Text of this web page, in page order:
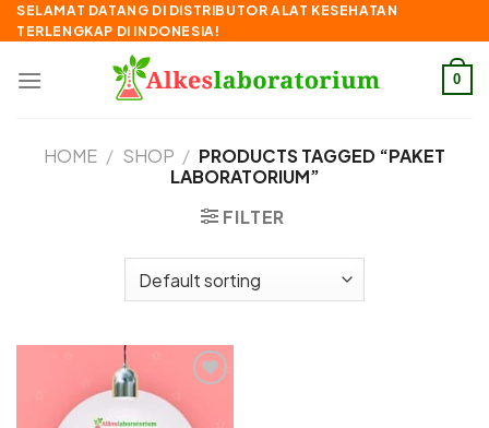
Skip
to
SELAMAT DATANG DI DISTRIBUTOR ALAT KESEHATAN
TERLENGKAP DI INDONESIA!
0
HOME / SHOP / PRODUCTS TAGGED “PAKET
LABORATORIUM”
FILTER